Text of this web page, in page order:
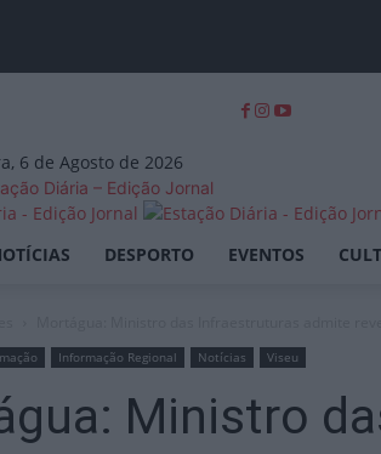
6 de Agosto de 2026
Diária – Edição Jornal
DESPORTO EVENTOS
Informação Regional Notícias Viseu
Ministro